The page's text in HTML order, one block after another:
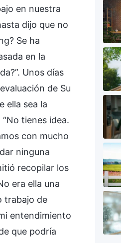
en nuestra
dijo que no
Se ha
en la
Unos días
de Su
ella sea la
tienes idea.
con mucho
ninguna
recopilar los
era ella una
trabajo de
entendimiento
que podría